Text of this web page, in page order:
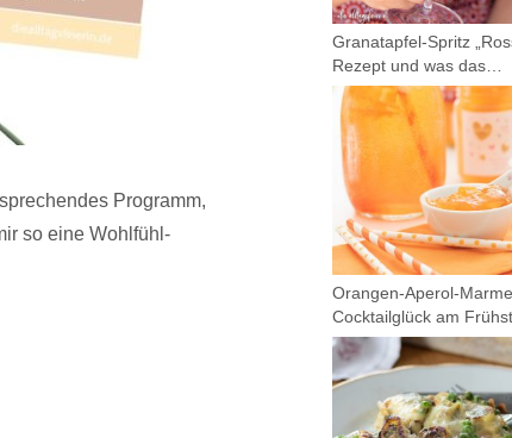
Programm,
so eine Wohlfühl-
Granatapfel-Spritz
Rezept und was das…
Orangen-Aperol-
Cocktailglück am